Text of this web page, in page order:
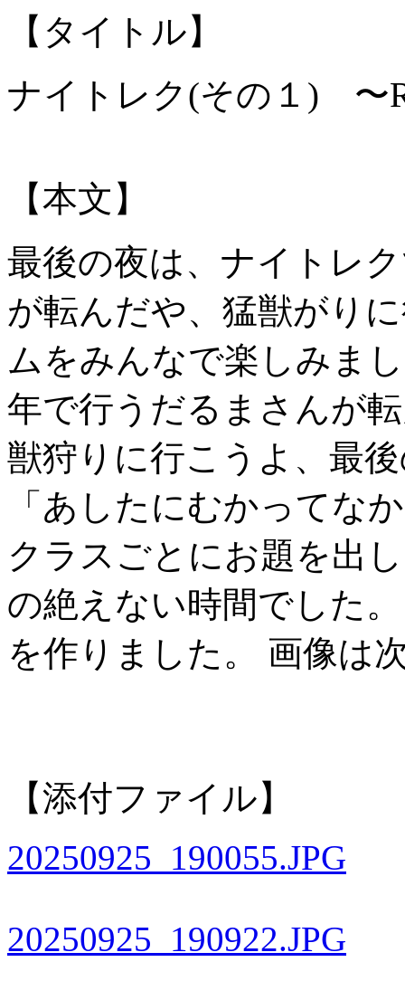
【タイトル】
ナイトレク(その１) 〜
【本文】
最後の夜は、ナイトレ
が転んだや、猛獣がり
ムをみんなで楽しみま
年で行うだるまさんが
獣狩りに行こうよ、最
「あしたにむかってな
クラスごとにお題を出
の絶えない時間でした
を作りました。 画像は
【添付ファイル】
20250925_190055.JPG
20250925_190922.JPG